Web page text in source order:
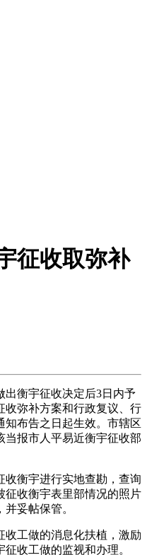
征收取弥补
衡宇征收决定后3日内予
收弥补方案和行政复议、行
知布告之日起生效。市辖区
当报市人平易近衡宇征收部
衡宇进行实地查勘，查询
征收衡宇表里部情况的照片
妥帖保管。
工做的消息化扶植，激励
收工做的监视和办理。